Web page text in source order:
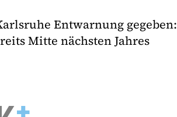
Entwarnung gegeben:
Mitte nächsten Jahres